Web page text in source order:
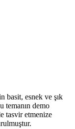
basit, esnek ve şık
temanın demo
tasvir etmenize